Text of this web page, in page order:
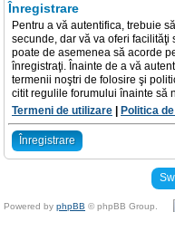
Înregistrare
Pentru a vă autentifica, trebuie
secunde, dar vă va oferi facilităţi
poate de asemenea să acorde
înregistraţi. Înainte de a vă
termenii noştri de folosire şi
citit regulile forumului înainte să
Termeni de utilizare
Politica
Înregistrare
Powered by phpBB © phpBB Group.